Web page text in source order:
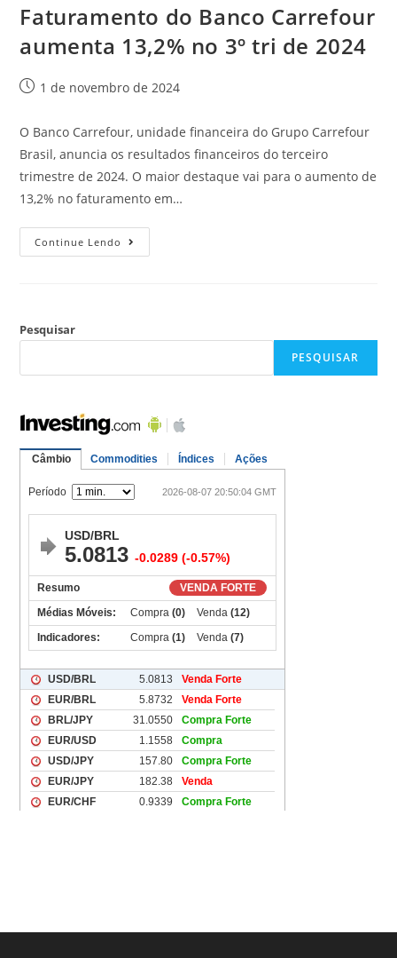
Faturamento do Banco Carrefour
aumenta 13,2% no 3º tri de 2024
1 de novembro de 2024
O Banco Carrefour, unidade financeira do Grupo Carrefour
Brasil, anuncia os resultados financeiros do terceiro
trimestre de 2024. O maior destaque vai para o aumento de
13,2% no faturamento em…
Continue Lendo
Pesquisar
PESQUISAR